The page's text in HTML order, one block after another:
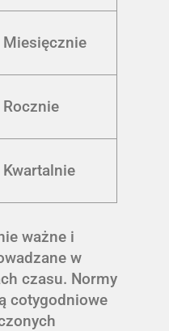
Miesięcznie
Rocznie
Kwartalnie
ważne i
w
czasu. Normy
cotygodniowe